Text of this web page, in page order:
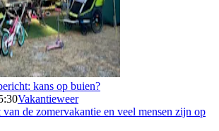
kans op buien?
Vakantieweer
de zomervakantie en veel mensen zijn op